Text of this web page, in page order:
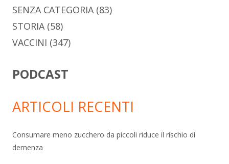
SENZA CATEGORIA(83)
STORIA(58)
VACCINI (347)
PODCAST
ARTICOLI RECENTI
Consumare meno zucchero da piccoli riduce il rischio di
demenza